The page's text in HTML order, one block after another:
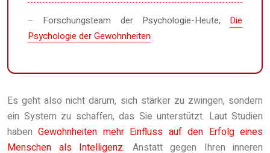
– Forschungsteam der Psychologie-Heute, Die
Psychologie der Gewohnheiten
Es geht also nicht darum, sich stärker zu zwingen, sondern
ein System zu schaffen, das Sie unterstützt. Laut Studien
habenGewohnheiten mehr Einfluss auf den Erfolg eines
Menschen als Intelligenz. Anstatt gegen Ihren inneren